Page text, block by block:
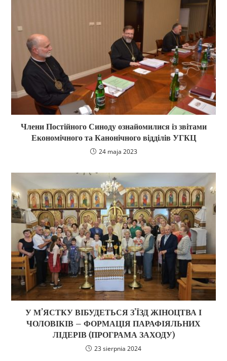
Члени Постійного Синоду ознайомилися із звітами
Економічного та Канонічного відділів УГКЦ
24 maja 2023
У М’ЯСТКУ ВІБУДЕТЬСЯ З’ЇЗД ЖІНОЦТВА І
ЧОЛОВІКІВ – ФОРМАЦІЯ ПАРАФІЯЛЬНИХ
ЛІДЕРІВ (ПРОГРАМА ЗАХОДУ)
23 sierpnia 2024